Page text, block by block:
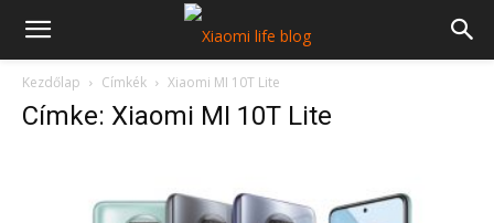
Kezdőlap Címkék Xiaomi MI 10T Lite
Címke: Xiaomi MI 10T Lite